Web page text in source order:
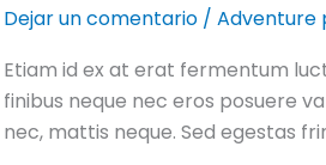
Dejar un comentario / Adventure
Etiam id ex at erat fermentum
finibus neque nec eros posuere
nec, mattis neque. Sed egestas